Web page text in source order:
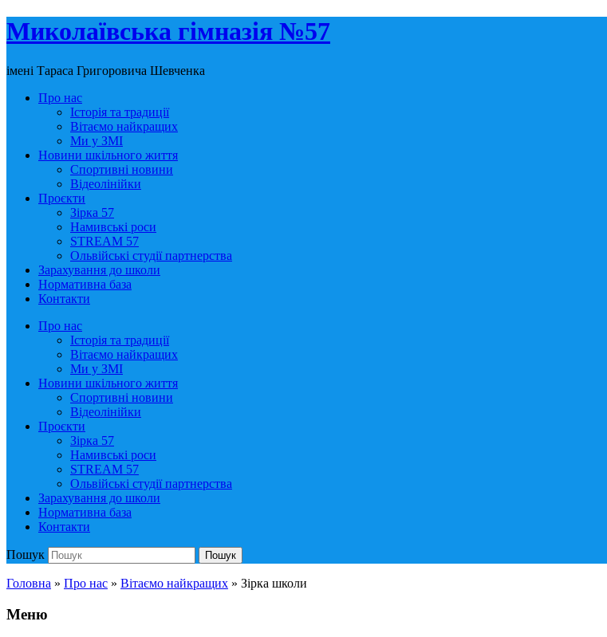
Миколаївська гімназія №57
імені Тараса Григоровича Шевченка
Про нас
Історія та традиції
Вітаємо найкращих
Ми у ЗМІ
Новини шкільного життя
Спортивні новини
Відеолінійки
Проєкти
Зірка 57
Намивські роси
STREAM 57
Ольвійські студії партнерства
Зарахування до школи
Нормативна база
Контакти
Про нас
Історія та традиції
Вітаємо найкращих
Ми у ЗМІ
Новини шкільного життя
Спортивні новини
Відеолінійки
Проєкти
Зірка 57
Намивські роси
STREAM 57
Ольвійські студії партнерства
Зарахування до школи
Нормативна база
Контакти
Пошук Пошук
Головна » Про нас » Вітаємо найкращих » Зірка школи
Меню